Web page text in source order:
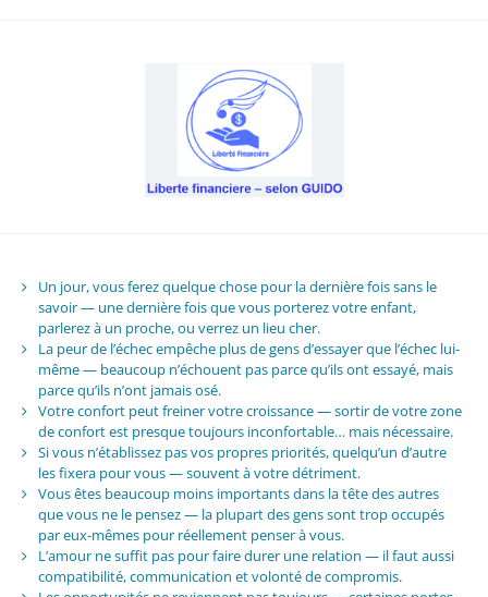
Un jour, vous ferez quelque chose pour la dernière fois sans le
savoir — une dernière fois que vous porterez votre enfant,
parlerez à un proche, ou verrez un lieu cher.
La peur de l’échec empêche plus de gens d’essayer que l’échec lui-
même — beaucoup n’échouent pas parce qu’ils ont essayé, mais
parce qu’ils n’ont jamais osé.
Votre confort peut freiner votre croissance — sortir de votre zone
de confort est presque toujours inconfortable… mais nécessaire.
Si vous n’établissez pas vos propres priorités, quelqu’un d’autre
les fixera pour vous — souvent à votre détriment.
Vous êtes beaucoup moins importants dans la tête des autres
que vous ne le pensez — la plupart des gens sont trop occupés
par eux-mêmes pour réellement penser à vous.
L’amour ne suffit pas pour faire durer une relation — il faut aussi
compatibilité, communication et volonté de compromis.